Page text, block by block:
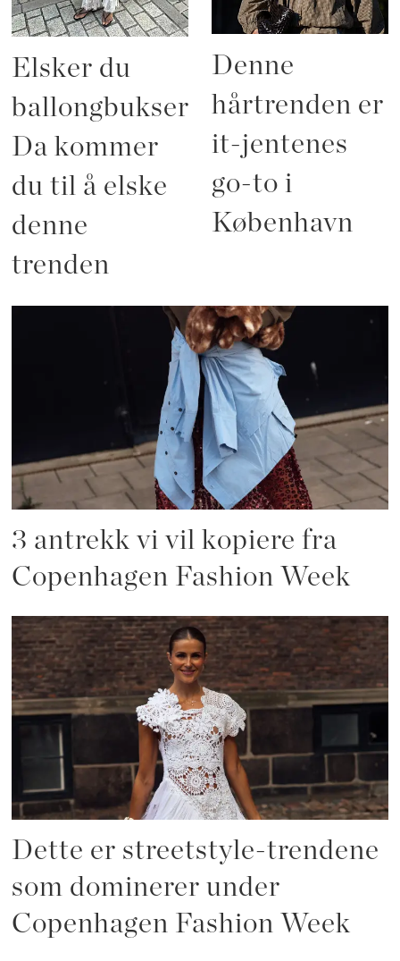
Elsker du
ballongbukser?
Da kommer
du til å elske
denne
trenden
Denne
hårtrenden er
it-jentenes
go-to i
København
3 antrekk vi vil kopiere fra
Copenhagen Fashion Week
Dette er streetstyle-trendene
som dominerer under
Copenhagen Fashion Week